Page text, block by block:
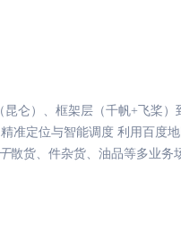
仑）、框架层（千帆+飞桨
准定位与智能调度 利用百度
干散货、件杂货、油品等多业务